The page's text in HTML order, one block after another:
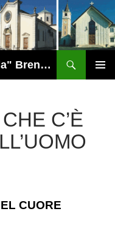
Unità Pastorale "Santa Bertilla" Brendola
C’È
CUORE